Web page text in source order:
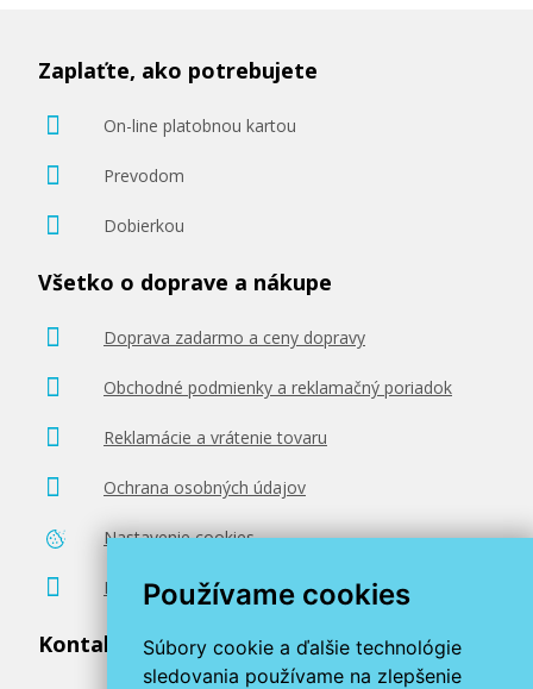
Používame cookies
Súbory cookie a ďalšie technológie
sledovania používame na zlepšenie
Zaplaťte, ako potrebujete
On-line platobnou kartou
Prevodom
Dobierkou
Všetko o doprave a nákupe
Doprava zadarmo a ceny dopravy
Obchodné podmienky a reklamačný poriadok
Reklamácie a vrátenie tovaru
Ochrana osobných údajov
Nastavenie cookies
Poradenstvo zadarmo
Kontaktujte nás